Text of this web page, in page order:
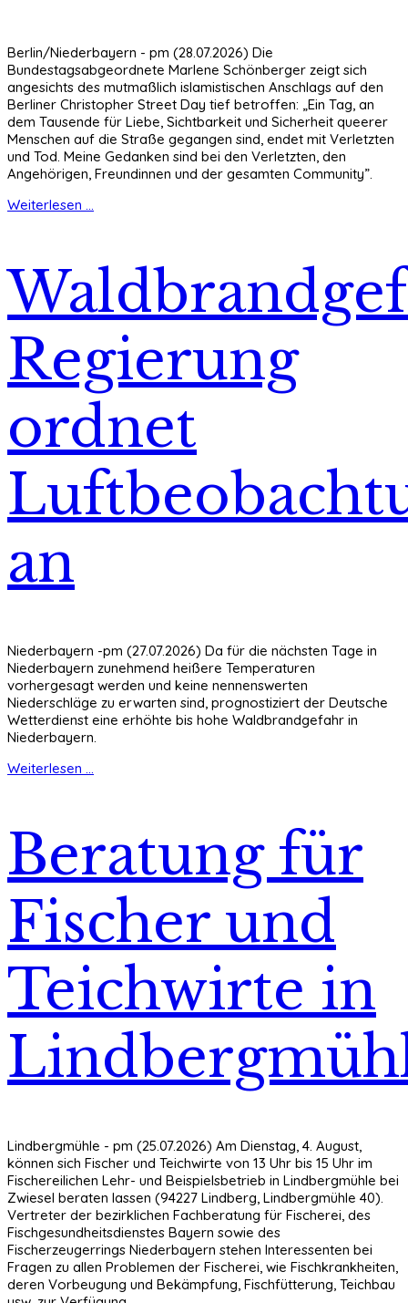
Berlin/Niederbayern - pm (28.07.2026) Die
Bundestagsabgeordnete Marlene Schönberger zeigt sich
angesichts des mutmaßlich islamistischen Anschlags auf den
Berliner Christopher Street Day tief betroffen: „Ein Tag, an
dem Tausende für Liebe, Sichtbarkeit und Sicherheit queerer
Menschen auf die Straße gegangen sind, endet mit Verletzten
und Tod. Meine Gedanken sind bei den Verletzten, den
Angehörigen, Freundinnen und der gesamten Community”.
Weiterlesen ...
Regierung
ordnet
an
Niederbayern -pm (27.07.2026) Da für die nächsten Tage in
Niederbayern zunehmend heißere Temperaturen
vorhergesagt werden und keine nennenswerten
Niederschläge zu erwarten sind, prognostiziert der Deutsche
Wetterdienst eine erhöhte bis hohe Waldbrandgefahr in
Niederbayern.
Weiterlesen ...
Beratung für
Fischer und
Teichwirte in
Lindbergmühle - pm (25.07.2026) Am Dienstag, 4. August,
können sich Fischer und Teichwirte von 13 Uhr bis 15 Uhr im
Fischereilichen Lehr- und Beispielsbetrieb in Lindbergmühle bei
Zwiesel beraten lassen (94227 Lindberg, Lindbergmühle 40).
Vertreter der bezirklichen Fachberatung für Fischerei, des
Fischgesundheitsdienstes Bayern sowie des
Fischerzeugerrings Niederbayern stehen Interessenten bei
Fragen zu allen Problemen der Fischerei, wie Fischkrankheiten,
deren Vorbeugung und Bekämpfung, Fischfütterung, Teichbau